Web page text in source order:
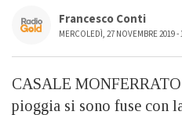
Francesco Conti
MERCOLEDÌ, 27 NOVEMBRE 2019 -
CASALE
pioggia si sono fuse con